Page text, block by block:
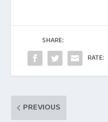
o
o
k
A
p
p
SHARE:
RATE:
PREVIOUS